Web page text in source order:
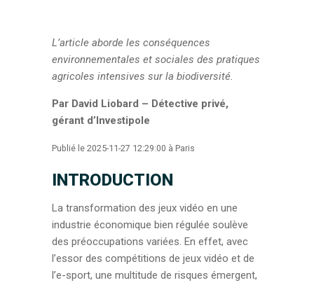
L’article aborde les conséquences
environnementales et sociales des pratiques
agricoles intensives sur la biodiversité.
Par David Liobard – Détective privé,
gérant d’Investipole
Publié le 2025-11-27 12:29:00 à Paris
INTRODUCTION
La transformation des jeux vidéo en une
industrie économique bien régulée soulève
des préoccupations variées. En effet, avec
l’essor des compétitions de jeux vidéo et de
l’e-sport, une multitude de risques émergent,